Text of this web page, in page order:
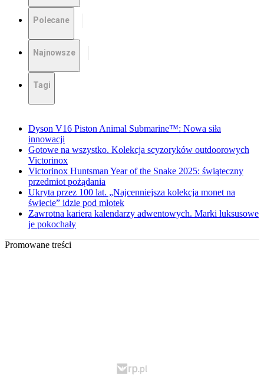
Polecane
Najnowsze
Tagi
Dyson V16 Piston Animal Submarine™: Nowa siła
innowacji
Gotowe na wszystko. Kolekcja scyzoryków outdoorowych
Victorinox
Victorinox Huntsman Year of the Snake 2025: świąteczny
przedmiot pożądania
Ukryta przez 100 lat. „Najcenniejsza kolekcja monet na
świecie” idzie pod młotek
Zawrotna kariera kalendarzy adwentowych. Marki luksusowe
je pokochały
Promowane treści